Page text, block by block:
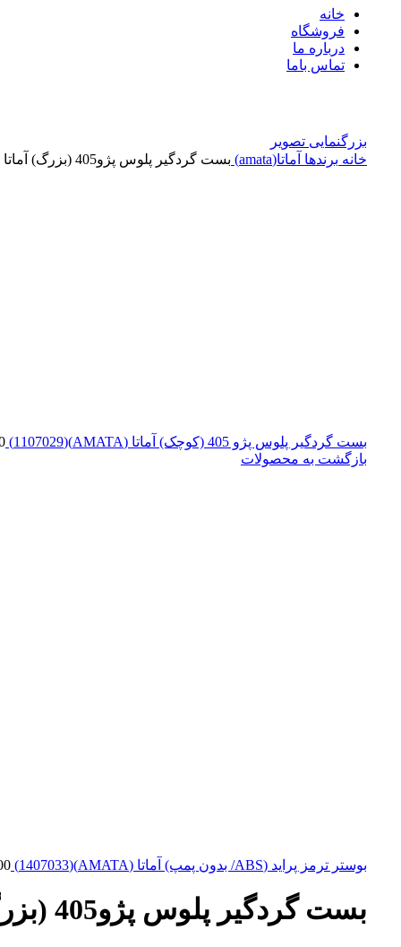
خانه
فروشگاه
درباره ما
تماس باما
بزرگنمایی تصویر
خانه برندها آماتا(amata) بست گردگیر پلوس پژو405 (بزرگ) آماتا (AMATA)(1107044)
بست گردگير پلوس پژو 405 (کوچک) آماتا (AMATA)(1107029)
بازگشت به محصولات
بوستر ترمز پرايد (ABS/ بدون پمپ) آماتا (AMATA)(1407033)
بست گردگیر پلوس پژو405 (بزرگ) آماتا (AMATA)(1107044)